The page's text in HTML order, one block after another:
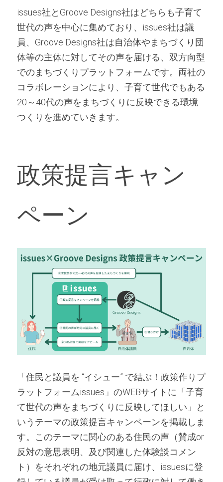
issues社とGroove Designs社はどちらも子育て
世代の声を中心に集めており、issues社は議
員、Groove Designs社は自治体やまちづくり団
体等の主体に対してその声を届ける、双方向型
でのまちづくりプラットフォームです。両社の
コラボレーションにより、子育て世代でもある
20～40代の声をまちづくりに反映できる環境
つくりを進めていきます。
政策提言キャン
ペーン
「住民と議員を “イシュー” で結ぶ！政策作りプ
ラットフォームissues」のWEBサイトに「子育
て世代の声をまちづくりに反映してほしい」と
いうテーマの政策提言キャンペーンを掲載しま
す。このテーマに関心のある住民の声（賛成or
反対の意思表明、及び関連した体験談コメン
ト）をそれぞれの地元議員に届け、issuesに登